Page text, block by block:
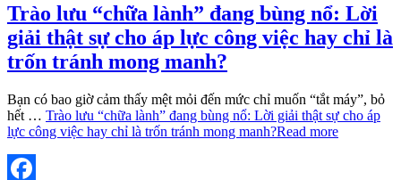
Trào lưu “chữa lành” đang bùng nổ: Lời
giải thật sự cho áp lực công việc hay chỉ là
trốn tránh mong manh?
Bạn có bao giờ cảm thấy mệt mỏi đến mức chỉ muốn “tắt máy”, bỏ
hết … Trào lưu “chữa lành” đang bùng nổ: Lời giải thật sự cho áp
lực công việc hay chỉ là trốn tránh mong manh?Read more